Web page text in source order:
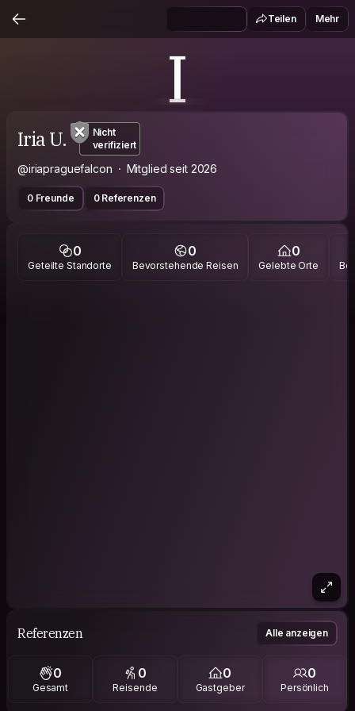
Teilen Mehr
I
Iria U.
Nicht
verifiziert
@iriapraguefalcon Mitglied seit 2026
0 Freunde 0 Referenzen
0
Geteilte Standorte
0
Bevorstehende Reisen
0
Gelebte Orte
Referenzen Alle anzeigen
0
Gesamt
0
Reisende
0
Gastgeber
0
Persönlich